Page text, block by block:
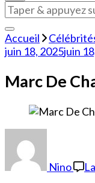
Vous
recherchiez
quelque
chose
?
Accueil
juin 18, 2025juin
Marc De
Nino